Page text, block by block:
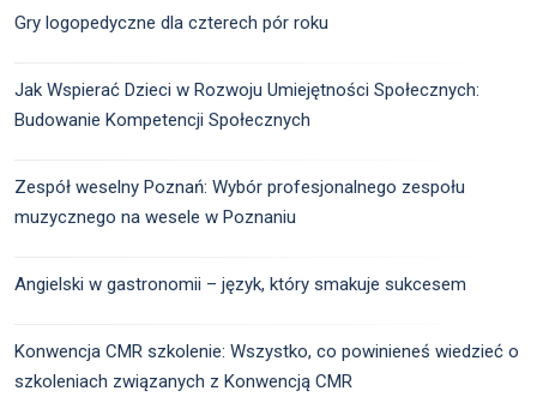
Gry logopedyczne dla czterech pór roku
Jak Wspierać Dzieci w Rozwoju Umiejętności Społecznych:
Budowanie Kompetencji Społecznych
Zespół weselny Poznań: Wybór profesjonalnego zespołu
muzycznego na wesele w Poznaniu
Angielski w gastronomii – język, który smakuje sukcesem
Konwencja CMR szkolenie: Wszystko, co powinieneś wiedzieć o
szkoleniach związanych z Konwencją CMR